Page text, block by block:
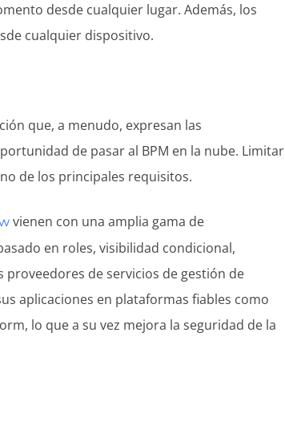
desde cualquier lugar. Además, los
cualquier dispositivo.
que, a menudo, expresan las
de pasar al BPM en la nube. Limitar
de los principales requisitos.
vienen con una amplia gama de
en roles, visibilidad condicional,
de servicios de gestión de
aplicaciones en plataformas fiables como
lo que a su vez mejora la seguridad de la